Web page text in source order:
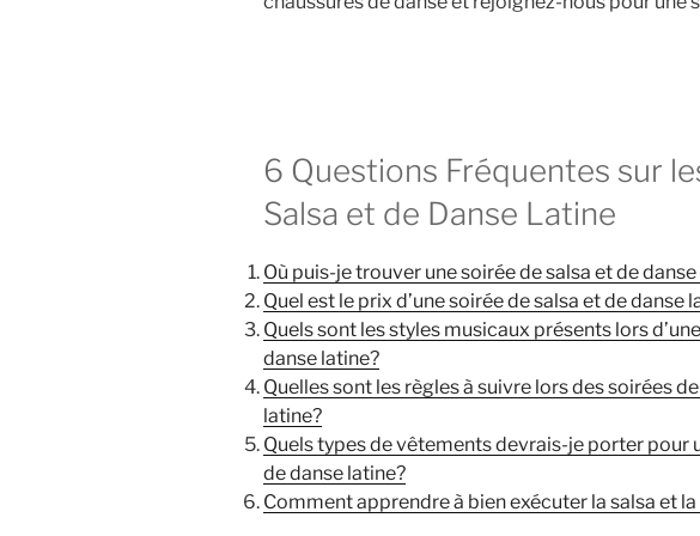
6 Questions Fréquentes sur
Salsa et de Danse Latine
Où puis-je trouver une soirée de salsa et de
Quel est le prix d’une soirée de salsa et de danse
Quels sont les styles musicaux présents lors
danse latine?
Quelles sont les règles à suivre lors des soirées
latine?
Quels types de vêtements devrais-je porter pour
de danse latine?
Comment apprendre à bien exécuter la salsa et